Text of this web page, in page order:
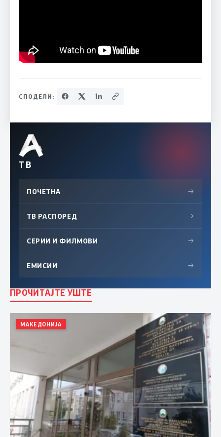
СПОДЕЛИ:
ТВ
ПОЧЕТНА →
ТВ РАСПОРЕД →
СЕРИИ И ФИЛМОВИ →
ЕМИСИИ →
ПРОЧИТАЈТЕ УШТЕ
МАКЕДОНИЈА